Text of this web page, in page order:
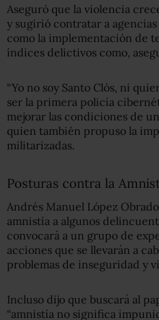
Aseguró que la violencia
y sugirió contratar a
como la implementación de
índices delictivos como,
“Yo no soy Santo Clós, ni
ser la primera policía
mejorar las condiciones de
quien también propuso la
militarizadas.
Posturas contra la
Andrés Manuel López
amnistía a algunos
convocará a un grupo de
acciones que se llevarán a
problemas de inseguridad y
Incluso dijo que buscará al
“amnistía no significa